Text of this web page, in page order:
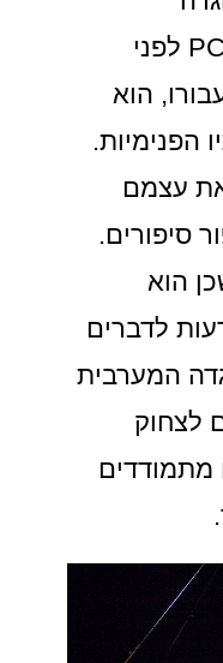
המערבית, הצטרף ל-PCS לפני
הוא
הפנימיות.
עצמם
סיפורים.
הוא
לדברים
המערבית
לצחוק
מתמודדים